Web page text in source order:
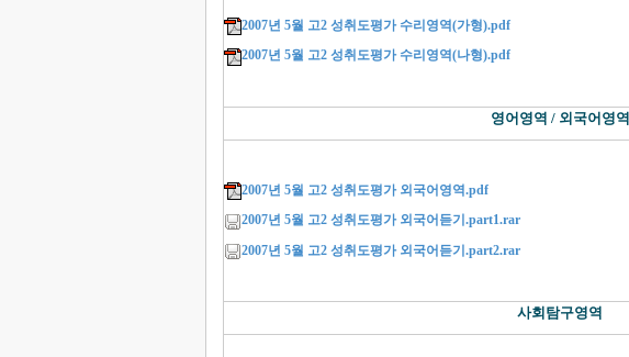
2007년 5월 고2 성취도평가 수리영역(가형).pdf
2007년 5월 고2 성취도평가 수리영역(나형).pdf
영어영역 / 외국어영역
2007년 5월 고2 성취도평가 외국어영역.pdf
2007년 5월 고2 성취도평가 외국어듣기.part1.rar
2007년 5월 고2 성취도평가 외국어듣기.part2.rar
사회탐구영역